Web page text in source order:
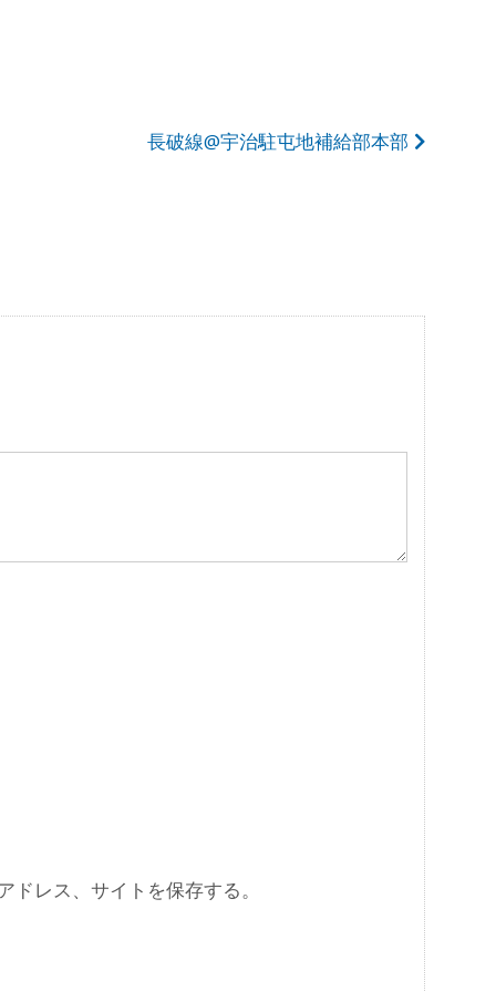
長破線@宇治駐屯地補給部本部
レス、サイトを保存する。